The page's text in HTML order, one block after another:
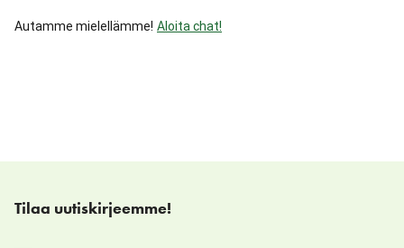
Autamme mielellämme! Aloita chat!
Tilaa uutiskirjeemme!